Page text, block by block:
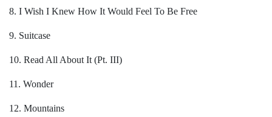
8. I Wish I Knew How It Would Feel To Be Free
9. Suitcase
10. Read All About It (Pt. III)
11. Wonder
12. Mountains